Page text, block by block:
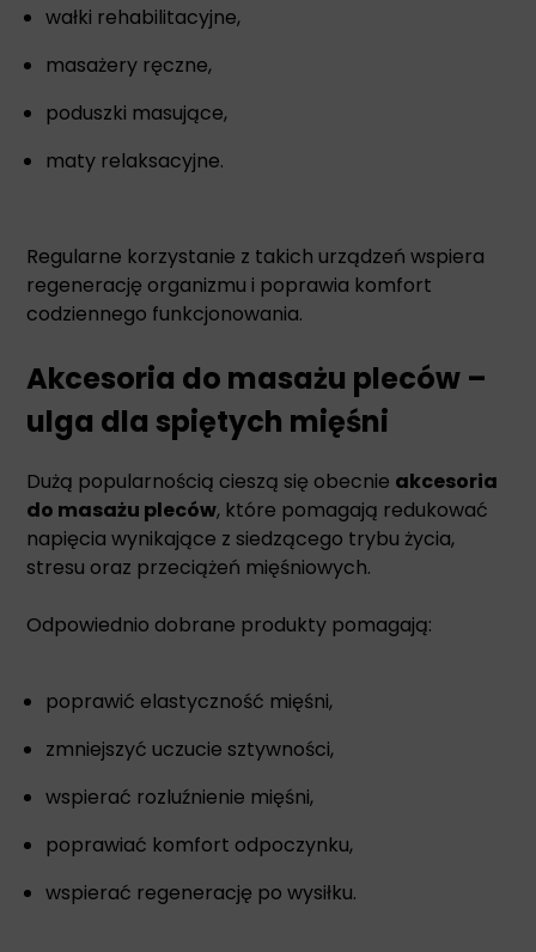
wałki rehabilitacyjne,
masażery ręczne,
poduszki masujące,
maty relaksacyjne.
Regularne korzystanie z takich urządzeń wspiera
regenerację organizmu i poprawia komfort
codziennego funkcjonowania.
Akcesoria do masażu pleców –
ulga dla spiętych mięśni
Dużą popularnością cieszą się obecnie akcesoria
do masażu pleców, które pomagają redukować
napięcia wynikające z siedzącego trybu życia,
stresu oraz przeciążeń mięśniowych.
Odpowiednio dobrane produkty pomagają:
poprawić elastyczność mięśni,
zmniejszyć uczucie sztywności,
wspierać rozluźnienie mięśni,
poprawiać komfort odpoczynku,
wspierać regenerację po wysiłku.